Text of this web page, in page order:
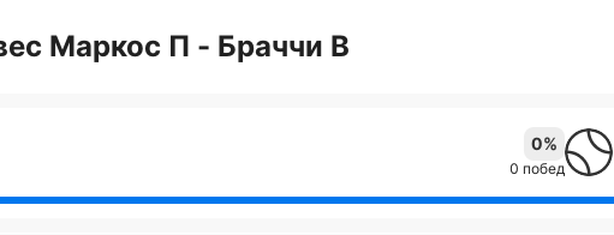
Маркос П - Браччи В
0%
0 побед